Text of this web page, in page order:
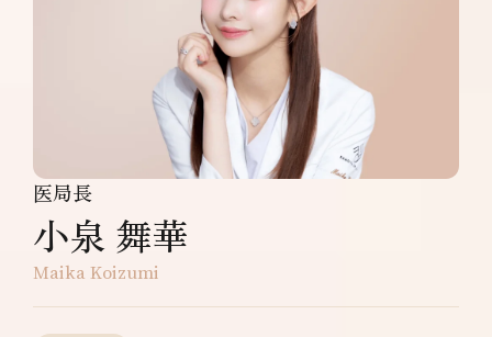
医局長
小泉 舞華
Maika Koizumi